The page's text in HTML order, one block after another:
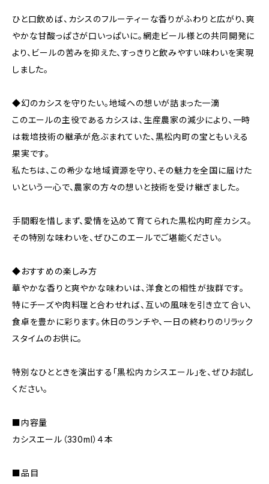
ひと口飲めば、カシスのフルーティーな香りがふわりと広がり、爽
やかな甘酸っぱさが口いっぱいに。網走ビール様との共同開発に
より、ビールの苦みを抑えた、すっきりと飲みやすい味わいを実現
しました。
◆幻のカシスを守りたい。地域への想いが詰まった一滴
このエールの主役であるカシスは、生産農家の減少により、一時
は栽培技術の継承が危ぶまれていた、黒松内町の宝ともいえる
果実です。
私たちは、この希少な地域資源を守り、その魅力を全国に届けた
いという一心で、農家の方々の想いと技術を受け継ぎました。
手間暇を惜しまず、愛情を込めて育てられた黒松内町産カシス。
その特別な味わいを、ぜひこのエールでご堪能ください。
◆おすすめの楽しみ方
華やかな香りと爽やかな味わいは、洋食との相性が抜群です。
特にチーズや肉料理と合わせれば、互いの風味を引き立て合い、
食卓を豊かに彩ります。休日のランチや、一日の終わりのリラック
スタイムのお供に。
特別なひとときを演出する「黒松内カシスエール」を、ぜひお試し
ください。
■内容量
カシスエール（330ml）４本
■品目